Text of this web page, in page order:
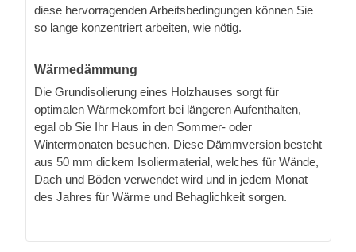
diese hervorragenden Arbeitsbedingungen können Sie
so lange konzentriert arbeiten, wie nötig.
Wärmedämmung
Die Grundisolierung eines Holzhauses sorgt für
optimalen Wärmekomfort bei längeren Aufenthalten,
egal ob Sie Ihr Haus in den Sommer- oder
Wintermonaten besuchen. Diese Dämmversion besteht
aus 50 mm dickem Isoliermaterial, welches für Wände,
Dach und Böden verwendet wird und in jedem Monat
des Jahres für Wärme und Behaglichkeit sorgen.